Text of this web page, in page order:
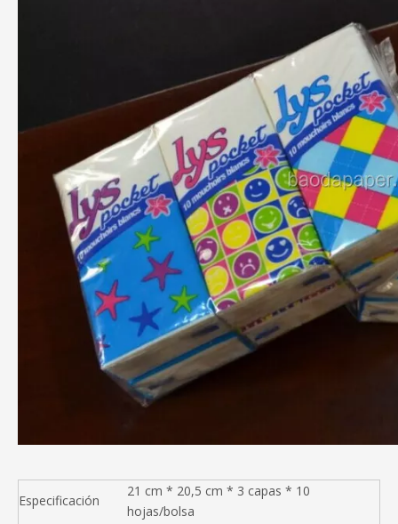
Especificación
21 cm * 20,5 cm * 3 capas * 10
hojas/bolsa